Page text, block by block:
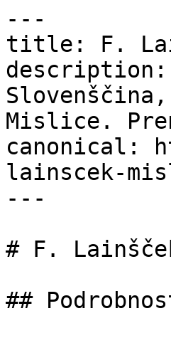
---
title: F.
Mislice.
canonical:
lainscek-
---
# F.
##